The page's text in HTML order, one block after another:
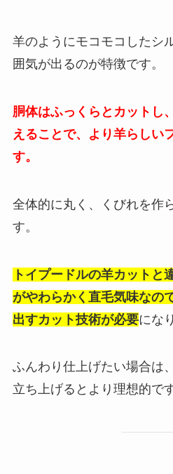
羊のようにモコモコしたシ
囲気が出るのが特徴です。
胴体はふっくらとカットし
えることで、より羊らしい
す。
全体的に丸く、くびれを作
す。
トイプードルの羊カットと
がやわらかく直毛気味なの
出すカット技術が必要にな
ふんわり仕上げたい場合は
立ち上げるとより理想的です